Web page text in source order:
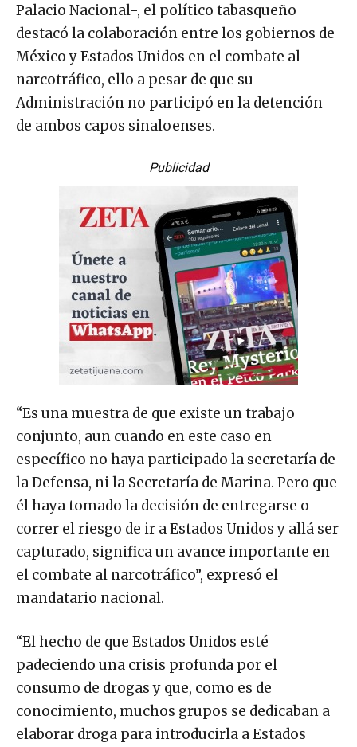
Palacio Nacional-, el político tabasqueño
destacó la colaboración entre los gobiernos de
México y Estados Unidos en el combate al
narcotráfico, ello a pesar de que su
Administración no participó en la detención
de ambos capos sinaloenses.
Publicidad
“Es una muestra de que existe un trabajo
conjunto, aun cuando en este caso en
específico no haya participado la secretaría de
la Defensa, ni la Secretaría de Marina. Pero que
él haya tomado la decisión de entregarse o
correr el riesgo de ir a Estados Unidos y allá ser
capturado, significa un avance importante en
el combate al narcotráfico”, expresó el
mandatario nacional.
“El hecho de que Estados Unidos esté
padeciendo una crisis profunda por el
consumo de drogas y que, como es de
conocimiento, muchos grupos se dedicaban a
elaborar droga para introducirla a Estados